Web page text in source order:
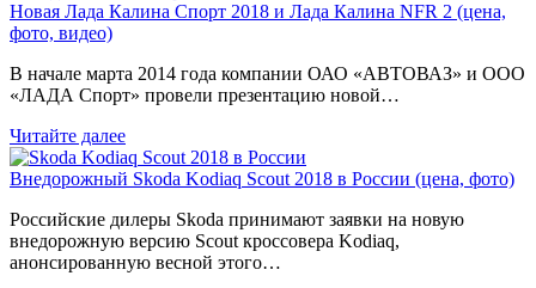
Новая Лада Калина Спорт 2018 и Лада Калина NFR 2 (цена,
фото, видео)
В начале марта 2014 года компании ОАО «АВТОВАЗ» и ООО
«ЛАДА Спорт» провели презентацию новой…
Читайте далее
Внедорожный Skoda Kodiaq Scout 2018 в России (цена, фото)
Российские дилеры Skoda принимают заявки на новую
внедорожную версию Scout кроссовера Kodiaq,
анонсированную весной этого…